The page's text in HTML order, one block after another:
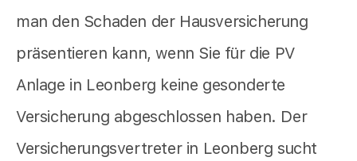
man den Schaden der Hausversicherung
präsentieren kann, wenn Sie für die PV
Anlage in Leonberg keine gesonderte
Versicherung abgeschlossen haben. Der
Versicherungsvertreter in Leonberg sucht